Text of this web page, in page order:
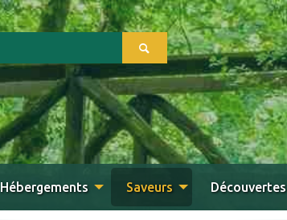
Hébergements Saveurs Découvertes